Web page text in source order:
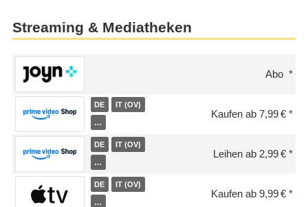
Streaming & Mediatheken
Abo
DE IT (OV)
…
Kaufen ab 7,99 €
DE IT (OV)
…
Leihen ab 2,99 €
DE IT (OV)
…
Kaufen ab 9,99 €